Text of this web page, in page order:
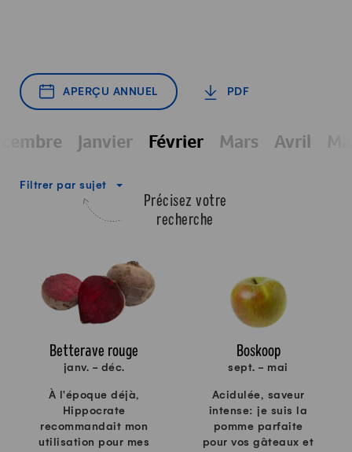
APERÇU ANNUEL PDF
Janvier
Janvier Février
Février Mars
Mars Avril
Avril
Filtrer par sujet
Précisez votre
recherche
Betterave rouge
janv. - déc.
À l'époque déjà,
Hippocrate
recommandait mon
utilisation pour mes
Boskoop
sept. - mai
Acidulée, saveur
intense: je suis la
pomme parfaite
pour vos gâteaux et